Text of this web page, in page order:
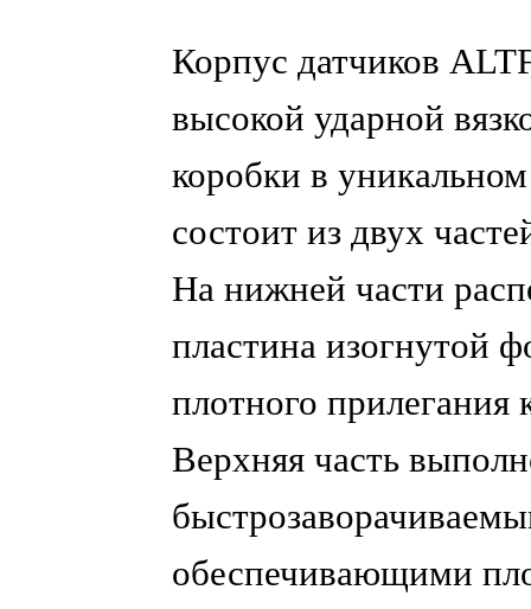
Корпус датчиков
высокой ударной
коробки в
состоит из двух
На нижней части
пластина изогнутой
плотного
Верхняя часть
обеспечивающими